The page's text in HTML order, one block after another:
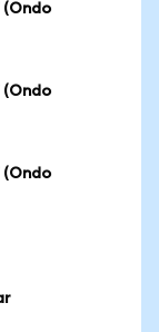
(Ondo
(Ondo
(Ondo